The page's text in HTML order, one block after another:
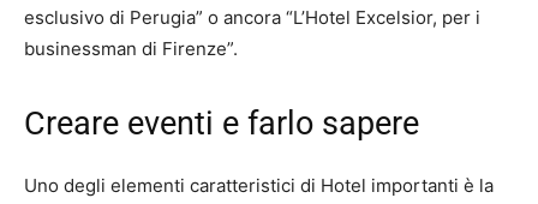
esclusivo di Perugia” o ancora “L’Hotel Excelsior, per i
businessman di Firenze”.
Creare eventi e farlo sapere
Uno degli elementi caratteristici di Hotel importanti è la